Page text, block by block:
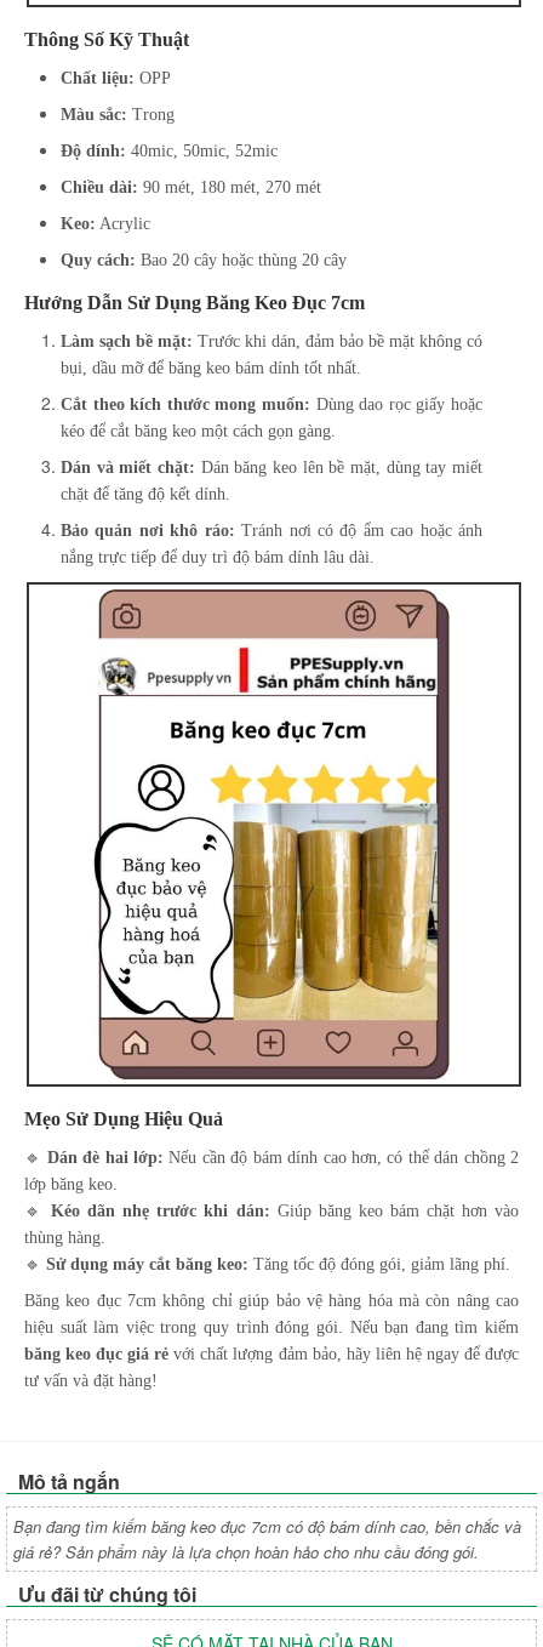
Thông Số Kỹ Thuật
Chất liệu: OPP
Màu sắc: Trong
Độ dính: 40mic, 50mic, 52mic
Chiều dài: 90 mét, 180 mét, 270 mét
Keo: Acrylic
Quy cách: Bao 20 cây hoặc thùng 20 cây
Hướng Dẫn Sử Dụng Băng Keo Đục 7cm
Làm sạch bề mặt: Trước khi dán, đảm bảo bề mặt không có
bụi, dầu mỡ để băng keo bám dính tốt nhất.
Cắt theo kích thước mong muốn: Dùng dao rọc giấy hoặc
kéo để cắt băng keo một cách gọn gàng.
Dán và miết chặt: Dán băng keo lên bề mặt, dùng tay miết
chặt để tăng độ kết dính.
Bảo quản nơi khô ráo: Tránh nơi có độ ẩm cao hoặc ánh
nắng trực tiếp để duy trì độ bám dính lâu dài.
Mẹo Sử Dụng Hiệu Quả
🔹 Dán đè hai lớp: Nếu cần độ bám dính cao hơn, có thể dán chồng 2
lớp băng keo.
🔹Kéo dãn nhẹ trước khi dán: Giúp băng keo bám chặt hơn vào
thùng hàng.
🔹 Sử dụng máy cắt băng keo: Tăng tốc độ đóng gói, giảm lãng phí.
Băng keo đục 7cm không chỉ giúp bảo vệ hàng hóa mà còn nâng cao
hiệu suất làm việc trong quy trình đóng gói. Nếu bạn đang tìm kiếm
băng keo đục giá rẻ với chất lượng đảm bảo, hãy liên hệ ngay để được
tư vấn và đặt hàng!
Mô tả ngắn
Bạn đang tìm kiếm băng keo đục 7cm có độ bám dính cao, bền chắc và
giá rẻ? Sản phẩm này là lựa chọn hoàn hảo cho nhu cầu đóng gói.
Ưu đãi từ chúng tôi